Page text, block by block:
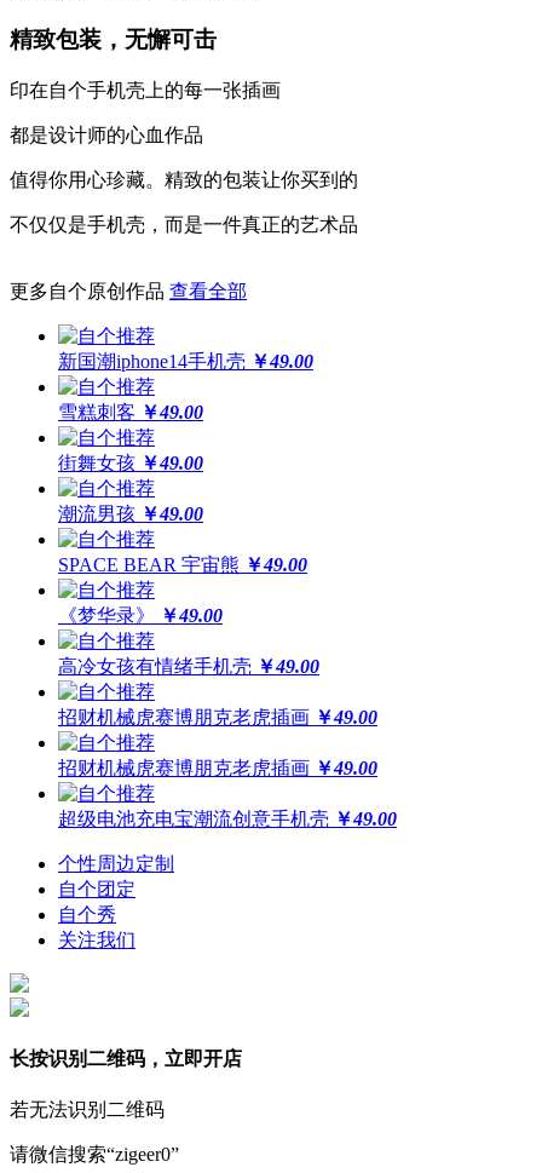
更还原
全球领先喷绘工艺，100%高精度印刷
64位高保真色彩，画面高度还原
精致包装，无懈可击
印在自个手机壳上的每一张插画
都是设计师的心血作品
值得你用心珍藏。精致的包装让你买到的
不仅仅是手机壳，而是一件真正的艺术品
更多自个原创作品 查看全部
新国潮iphone14手机壳 ￥49.00
雪糕刺客 ￥49.00
街舞女孩 ￥49.00
潮流男孩 ￥49.00
SPACE BEAR 宇宙熊 ￥49.00
《梦华录》 ￥49.00
高冷女孩有情绪手机壳 ￥49.00
招财机械虎赛博朋克老虎插画 ￥49.00
招财机械虎赛博朋克老虎插画 ￥49.00
超级电池充电宝潮流创意手机壳 ￥49.00
个性周边定制
自个团定
自个秀
关注我们
长按识别二维码，立即开店
若无法识别二维码
请微信搜索“zigeer0”